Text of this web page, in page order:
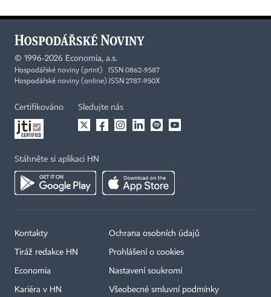
© 1996-2026 Economia, a.s.
Hospodářské noviny (print) ISSN 0862-9587
Hospodářské noviny (online) ISSN 2787-950X
Certifikováno Sledujte nás
Stáhněte si aplikaci HN
Kontakty
Tiráž redakce HN
Economia
Kariéra v HN
Ochrana osobních údajů
Prohlášení o cookies
Nastavení soukromí
Všeobecné smluvní podmínky